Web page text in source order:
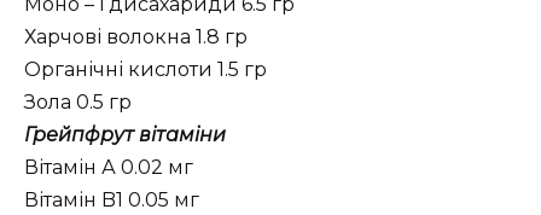
Харчові волокна 1.8 гр
Органічні кислоти 1.5 гр
Зола 0.5 гр
Грейпфрут вітаміни
Вітамін А 0.02 мг
Вітамін B1 0.05 мг